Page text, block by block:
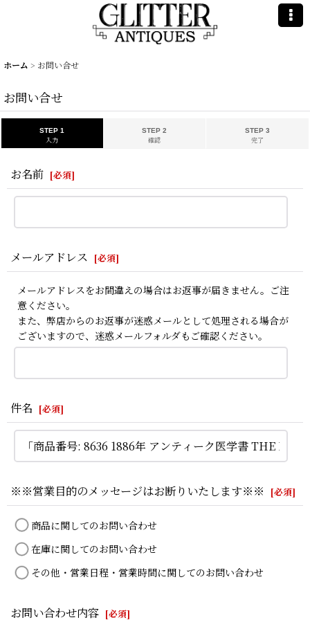
ホーム > お問い合せ
お問い合せ
STEP 1
入力
STEP 2
確認
STEP 3
完了
お名前 [必須]
メールアドレス [必須]
メールアドレスをお間違えの場合はお返事が届きません。ご注
意ください。
また、弊店からのお返事が迷惑メールとして処理される場合が
ございますので、迷惑メールフォルダもご確認ください。
件名 [必須]
※※営業目的のメッセージはお断りいたします※※ [必須]
商品に関してのお問い合わせ
在庫に関してのお問い合わせ
その他・営業日程・営業時間に関してのお問い合わせ
お問い合わせ内容 [必須]